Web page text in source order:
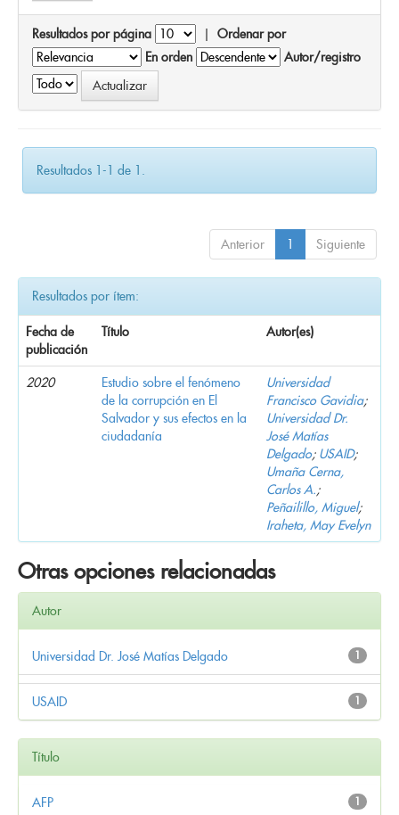
Resultados por página | Ordenar por
En orden
Autor/registro
Resultados 1-1 de 1.
Anterior 1 Siguiente
Resultados por ítem:
Fecha de
publicación
Título Autor(es)
2020
Estudio sobre el fenómeno
de la corrupción en El
Salvador y sus efectos en la
ciudadanía
Universidad
Francisco Gavidia;
Universidad Dr.
José Matías
Delgado; USAID;
Umaña Cerna,
Carlos A.;
Peñailillo, Miguel;
Iraheta, May Evelyn
Otras opciones relacionadas
Autor
1
Universidad Dr. José Matías Delgado
1
USAID
Título
1
AFP